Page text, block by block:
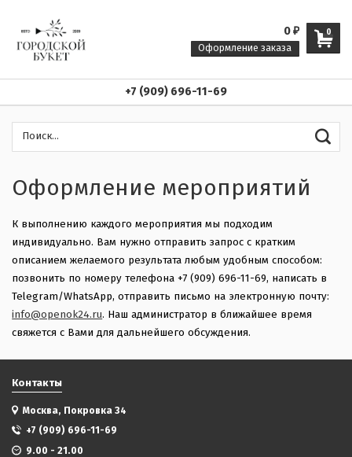
0
0 ₽
Оформление заказа
+7 (909) 696-11-69
Оформление мероприятий
К выполнению каждого мероприятия мы подходим
индивидуально. Вам нужно отправить запрос с кратким
описанием желаемого результата любым удобным способом:
позвонить по номеру телефона +7 (909) 696-11-69, написать в
Telegram/WhatsApp, отправить письмо на электронную почту:
info@openok24.ru. Наш администратор в ближайшее время
свяжется с Вами для дальнейшего обсуждения.
Контакты
Москва, Покровка 34
+7 (909) 696-11-69
9.00 - 21.00